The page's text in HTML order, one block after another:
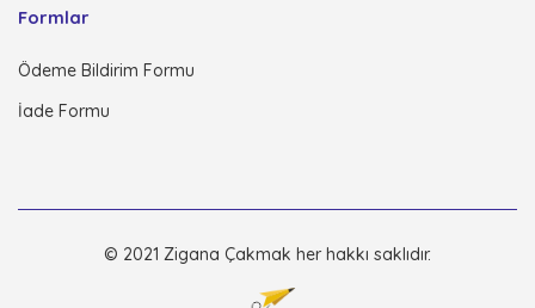
Formlar
Ödeme Bildirim Formu
İade Formu
© 2021 Zigana Çakmak her hakkı saklıdır.